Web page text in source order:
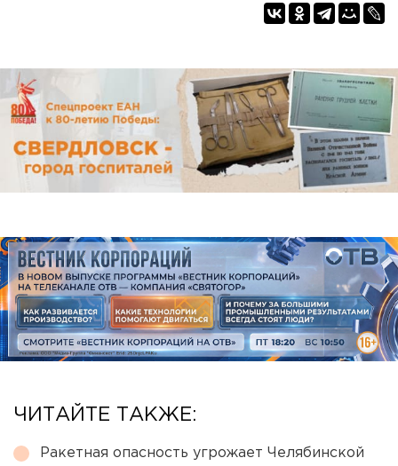
ЧИТАЙТЕ ТАКЖЕ:
Ракетная опасность угрожает Челябинской